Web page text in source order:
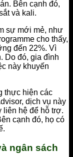
Bên cạnh đó,
và kali.
sự mới mẻ, như
cho thấy,
đến 22%. Vì
Do đó, gia đình
này khuyến
thực hiện các
dịch vụ này
liên hệ để hỗ trợ.
cạnh đó, họ có
ngân sách